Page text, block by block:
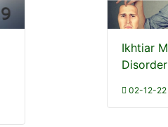
Ikhtiar
02-12-22